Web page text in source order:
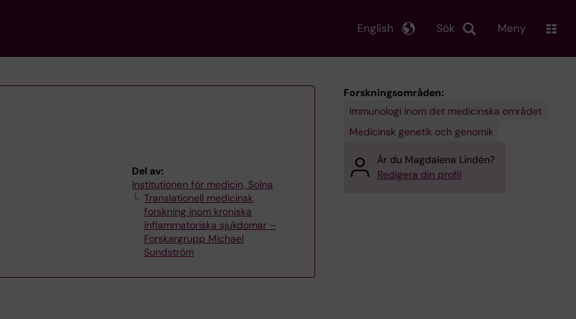
Sök
English Meny
Del av:
Institutionen för medicin, Solna
Translationell medicinsk
forskning inom kroniska
inflammatoriska sjukdomar –
Forskargrupp Michael
Sundström
Forskningsområden:
Immunologi inom det medicinska området
Medicinsk genetik och genomik
Är du Magdalena Lindén?
Redigera din profil